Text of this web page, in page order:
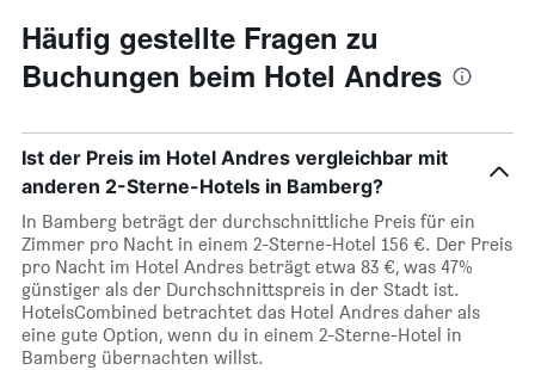
Häufig gestellte Fragen zu
Buchungen beim Hotel Andres
Ist der Preis im Hotel Andres vergleichbar mit
anderen 2-Sterne-Hotels in Bamberg?
In Bamberg beträgt der durchschnittliche Preis für ein
Zimmer pro Nacht in einem 2-Sterne-Hotel 156 €. Der Preis
pro Nacht im Hotel Andres beträgt etwa 83 €, was 47%
günstiger als der Durchschnittspreis in der Stadt ist.
HotelsCombined betrachtet das Hotel Andres daher als
eine gute Option, wenn du in einem 2-Sterne-Hotel in
Bamberg übernachten willst.